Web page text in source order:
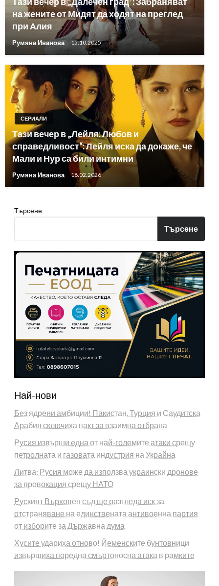
на жените от Мидят да ходят на преглед
при Алия
Румяна Иванова 15.10.2025
СЕРИАЛИ
Тази вечер в „Лейля: Любов и
справедливост“: Лейля иска да докаже, че
Мали и Нур са били интимни
Румяна Иванова 18.02.2026
Търсене
Търсене
Най-нови
Без ядрени амбиции! Пакистан, Турция и Саудитска
Арабия сключиха пакт за взаимна отбрана
Русия извърши една от най-големите атаки срещу
петролната и газовата индустрия на Украйна
Литва: Русия може да използва украински дронове
за провокация срещу НАТО
Руският Върховен съд ще разгледа иск за
отстраняване на единствената антивоенна партия
от изборите за Държавна дума
Хусите удариха отново! Йеменските бунтовници
извършиха поредна смъртоносна атака в рамките